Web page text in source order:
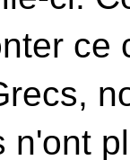
ce
n'ont